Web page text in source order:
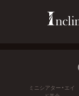
ミニシアター・エイ